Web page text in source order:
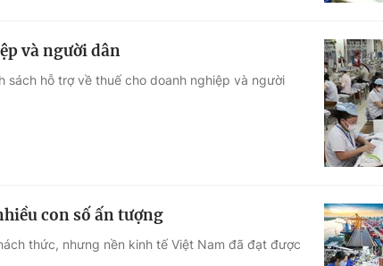
và người dân
sách hỗ trợ về thuế cho doanh nghiệp và người
con số ấn tượng
thức, nhưng nền kinh tế Việt Nam đã đạt được